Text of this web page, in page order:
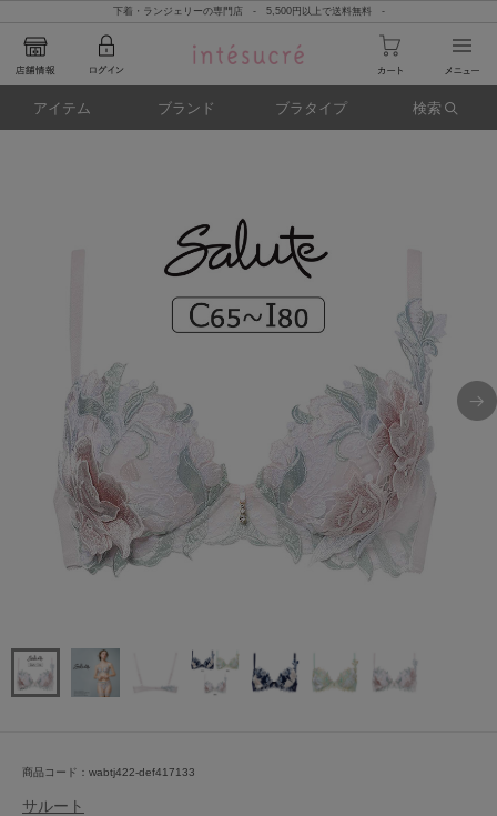
下着・ランジェリーの専門店 - 5,500円以上で送料無料 -
アイテム ブランド ブラタイプ 検索
商品コード：wabtj422-def417133
サルート